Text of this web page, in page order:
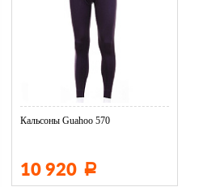
Кальсоны Guahoo 570
10 920 Р